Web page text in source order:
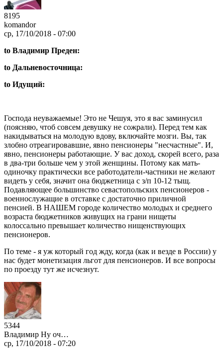
8195
komandor
ср, 17/10/2018 - 07:00
to Владимир Преден:
to Дальневосточница:
to Идущий:
Господа неуважаемые! Это не Чешуя, это я вас заминусил
(поясняю, чтоб совсем девушку не сожрали). Перед тем как
накидываться на молодую вдову, включайте мозги. Вы, так
злобно отреагировавшие, явно пенсионеры "несчастные". И,
явно, пенсионеры работающие. У вас доход, скорей всего, раза
в два-три больше чем у этой женщины. Потому как мать-
одиночку практически все работодатели-частники не желают
видеть у себя, значит она бюджетница с з/п 10-12 тыщ.
Подавляющее большинство севастопольских пенсионеров -
военнослужащие в отставке с достаточно приличной
пенсией. В НАШЕМ городе количество молодых и среднего
возраста бюджетников живущих на грани нищеты
колоссально превышает количество нищенствующих
пенсионеров.
По теме - я уж который год жду, когда (как и везде в России) у
нас будет монетизация льгот для пенсионеров. И все вопросы
по проезду тут же исчезнут.
5344
Владимир Ну оч…
ср, 17/10/2018 - 07:20